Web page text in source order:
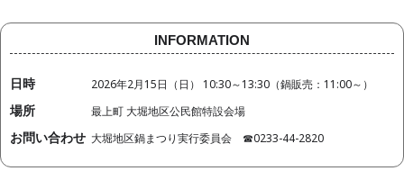
INFORMATION
日時 2026年2月15日（日） 10:30～13:30（鍋販売：11:00～）
場所 最上町 大堀地区公民館特設会場
お問い合わせ 大堀地区鍋まつり実行委員会 ☎0233-44-2820